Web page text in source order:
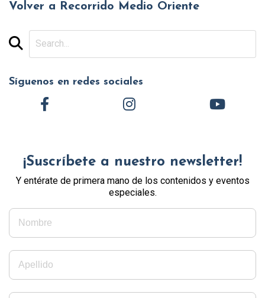
Volver a Recorrido Medio Oriente
Síguenos en redes sociales
¡Suscríbete a nuestro newsletter!
Y entérate de primera mano de los contenidos y eventos
especiales.